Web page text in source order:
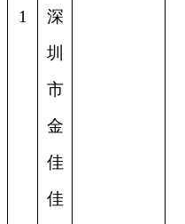
1
深
圳
市
金
佳
佳